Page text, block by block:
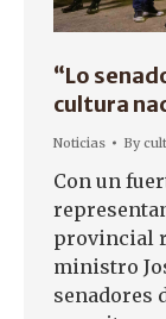
“Lo
cultura
Noticias By
Con un
provincial
ministro
senadores